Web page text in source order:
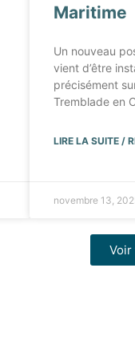
Maritime
Un nouveau
vient d’être
précisément
Tremblade en
LIRE LA SUITE /
novembre 13,
Voir